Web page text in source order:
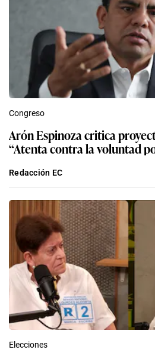
Congreso
Arón Espinoza critica
“Atenta contra la voluntad
Redacción EC
Elecciones